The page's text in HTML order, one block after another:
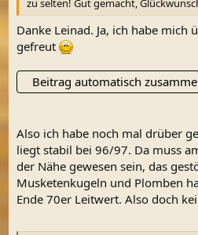
zu selten! Gut gemacht,
Danke Leinad. Ja, ich habe mich
gefreut
Beitrag automatisch
Also ich habe noch mal drüber
liegt stabil bei 96/97. Da muss
der Nähe gewesen sein, das
Musketenkugeln und Plomben
Ende 70er Leitwert. Also doch